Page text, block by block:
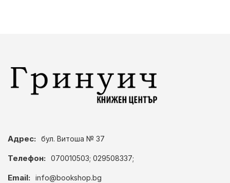
Адрес: бул. Витоша № 37
Телефон: 070010503; 029508337;
Email: info@bookshop.bg